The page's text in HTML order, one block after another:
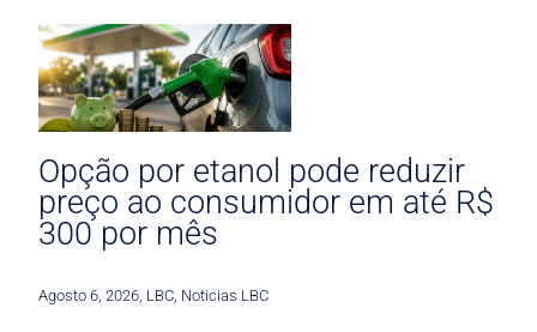
Opção por etanol pode reduzir
preço ao consumidor em até R$
300 por mês
Agosto 6, 2026 LBC Noticias LBC